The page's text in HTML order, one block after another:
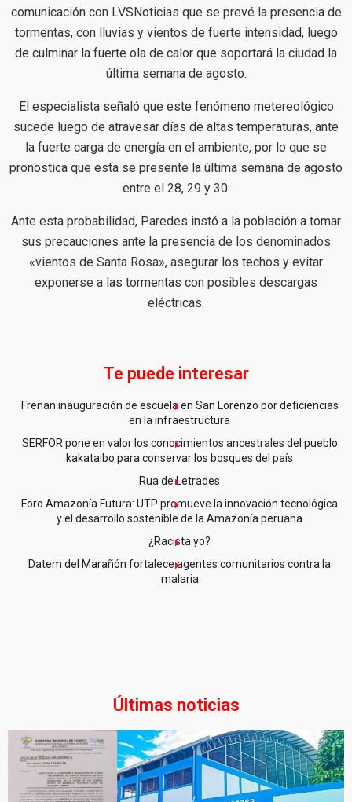
comunicación con LVSNoticias que se prevé la presencia de
tormentas, con lluvias y vientos de fuerte intensidad, luego
de culminar la fuerte ola de calor que soportará la ciudad la
última semana de agosto.
El especialista señaló que este fenómeno metereológico
sucede luego de atravesar días de altas temperaturas, ante
la fuerte carga de energía en el ambiente, por lo que se
pronostica que esta se presente la última semana de agosto
entre el 28, 29 y 30.
Ante esta probabilidad, Paredes instó a la población a tomar
sus precauciones ante la presencia de los denominados
«vientos de Santa Rosa», asegurar los techos y evitar
exponerse a las tormentas con posibles descargas
eléctricas.
Te puede interesar
Frenan inauguración de escuela en San Lorenzo por deficiencias
en la infraestructura
SERFOR pone en valor los conocimientos ancestrales del pueblo
kakataibo para conservar los bosques del país
Rua de Letrades
Foro Amazonía Futura: UTP promueve la innovación tecnológica
y el desarrollo sostenible de la Amazonía peruana
¿Racista yo?
Datem del Marañón fortalece agentes comunitarios contra la
malaria
Últimas noticias